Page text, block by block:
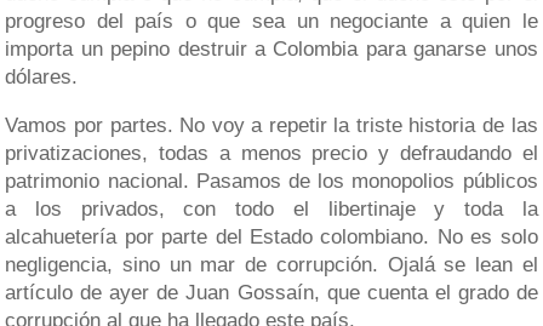
progreso del país o que sea un negociante a quien le
importa un pepino destruir a Colombia para ganarse unos
dólares.
Vamos por partes. No voy a repetir la triste historia de las
privatizaciones, todas a menos precio y defraudando el
patrimonio nacional. Pasamos de los monopolios públicos
a los privados, con todo el libertinaje y toda la
alcahuetería por parte del Estado colombiano. No es solo
negligencia, sino un mar de corrupción. Ojalá se lean el
artículo de ayer de Juan Gossaín, que cuenta el grado de
corrupción al que ha llegado este país.